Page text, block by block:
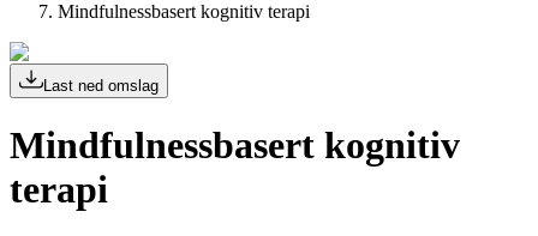
Mindfulnessbasert kognitiv terapi
Last ned omslag
Mindfulnessbasert kognitiv
terapi